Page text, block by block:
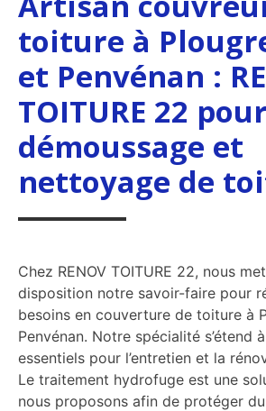
toiture à
et Penvénan :
TOITURE 22 pour
démoussage et
nettoyage de
Chez RENOV TOITURE 22, nous
disposition notre savoir-faire pour
besoins en couverture de toiture à
Penvénan. Notre spécialité s’étend
essentiels pour l’entretien et la
Le traitement hydrofuge est une
nous proposons afin de protéger